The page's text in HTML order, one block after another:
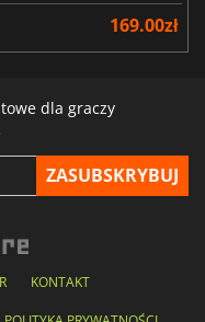
169.00zł
dla graczy
KONTAKT